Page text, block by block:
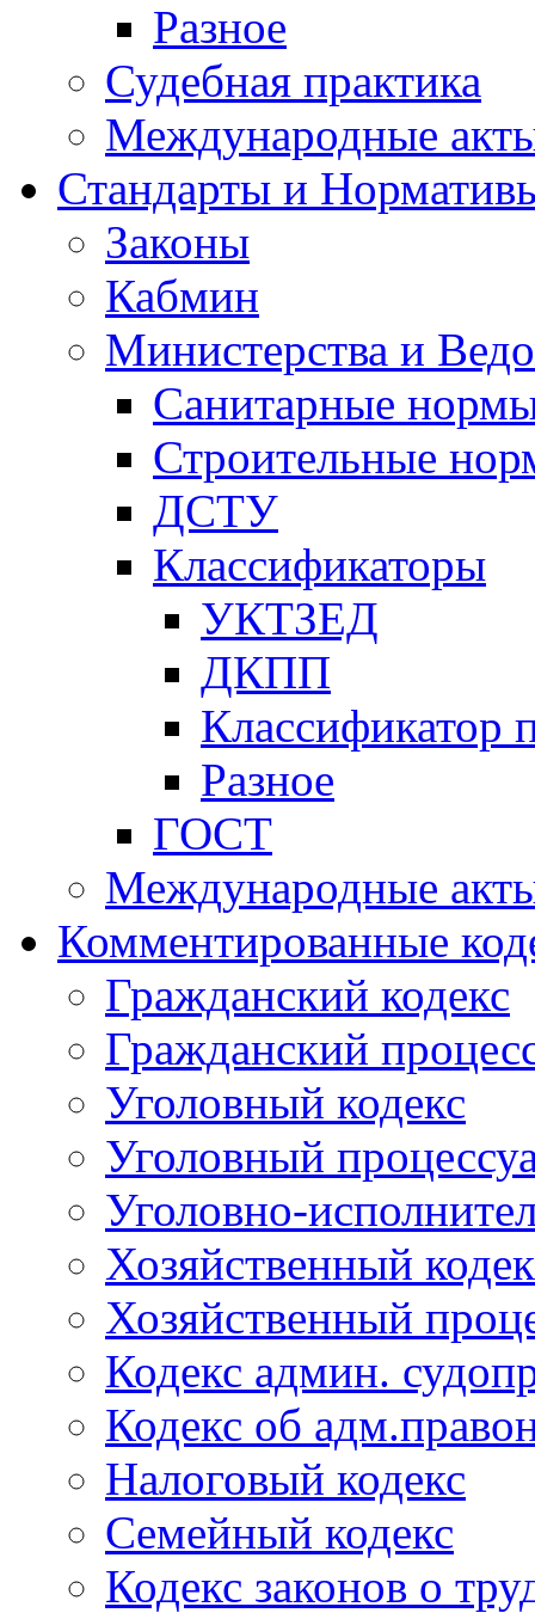
Разное
Судебная практика
Международные
Стандарты и
Законы
Кабмин
Министерства и
Санитарные
Строительные
ДСТУ
Классификаторы
УКТЗЕД
ДКПП
Классификатор
Разное
ГОСТ
Международные
Комментированные
Гражданский кодекс
Гражданский
Уголовный кодекс
Уголовный
Уголовно-
Хозяйственный
Хозяйственный
Кодекс админ.
Кодекс об
Налоговый кодекс
Семейный кодекс
Кодекс законов о